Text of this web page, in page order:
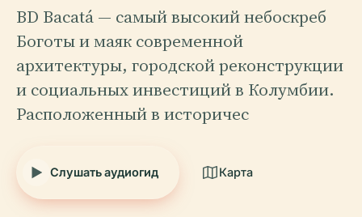
BD Bacatá — самый высокий небоскреб
Боготы и маяк современной
архитектуры, городской реконструкции
и социальных инвестиций в Колумбии.
Расположенный в историчес
Слушать аудиогид Карта